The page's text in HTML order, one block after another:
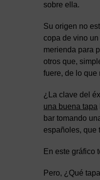
sobre ella.
Su origen no
copa de vino
merienda para
otros que,
fuere, de lo que
¿La clave del
una buena tapa
bar tomando
españoles, que
En este gráfico
Pero, ¿Qué